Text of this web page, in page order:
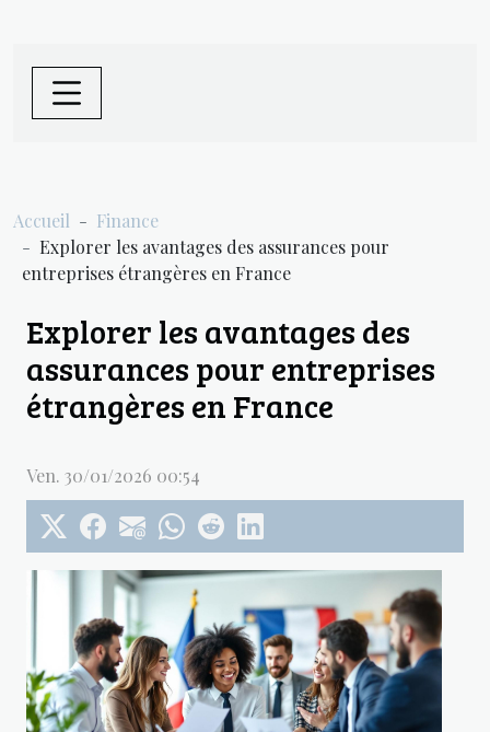
Accueil
Finance
Explorer les avantages des assurances pour
entreprises étrangères en France
Explorer les avantages des
assurances pour entreprises
étrangères en France
Ven. 30/01/2026 00:54